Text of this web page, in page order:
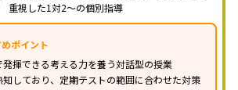
重視した1対2〜の個別指導
ポイント
発揮できる考える力を養う対話型の授業
しており、定期テストの範囲に合わせた対策